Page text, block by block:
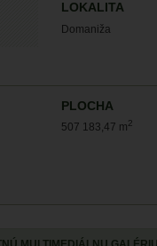
LOKALITA
Domaniža
PLOCHA
507 183,47 m2